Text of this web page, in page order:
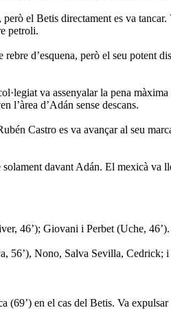
el Betis directament es va
petroli.
d’esquena, però el seu potent
va assenyalar la pena
l’àrea d’Adán sense descans.
Castro es va avançar al seu
davant Adán. El mexicà va
46’); Giovani i Perbet (Uche, 46’).
56’), Nono, Salva Sevilla, Cedrick;
en el cas del Betis. Va